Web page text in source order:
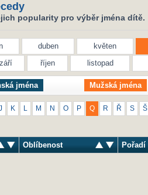
popularity pro výběr jména dítě.
duben květen
září říjen listopad
jména Mužská jména
K M N O P Q R Ř S Š
Oblíbenost Pořadí